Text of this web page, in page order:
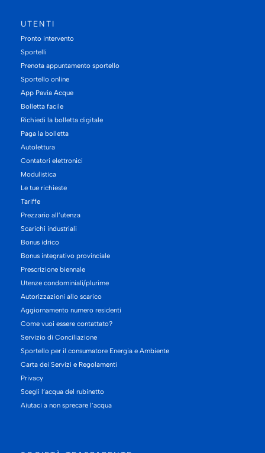
UTENTI
Pronto intervento
Sportelli
Prenota appuntamento sportello
Sportello online
App Pavia Acque
Bolletta facile
Richiedi la bolletta digitale
Paga la bolletta
Autolettura
Contatori elettronici
Modulistica
Le tue richieste
Tariffe
Prezzario all’utenza
Scarichi industriali
Bonus idrico
Bonus integrativo provinciale
Prescrizione biennale
Utenze condominiali/plurime
Autorizzazioni allo scarico
Aggiornamento numero residenti
Come vuoi essere contattato?
Servizio di Conciliazione
Sportello per il consumatore Energia e Ambiente
Carta dei Servizi e Regolamenti
Privacy
Scegli l’acqua del rubinetto
Aiutaci a non sprecare l’acqua